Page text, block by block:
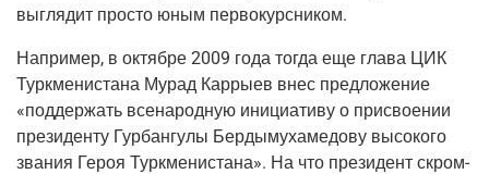
выгля­дит про­сто юным первокурсником.
Напри­мер, в октяб­ре 2009 года тогда еще гла­ва ЦИК
Турк­ме­ни­ста­на Мурад Кар­ры­ев внес пред­ло­же­ние
«под­дер­жать все­на­род­ную ини­ци­а­ти­ву о при­сво­е­нии
пре­зи­ден­ту Гур­бан­гу­лы Бер­ды­му­ха­ме­до­ву высо­ко­го
зва­ния Героя Турк­ме­ни­ста­на». На что пре­зи­дент скром­